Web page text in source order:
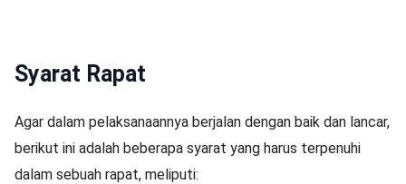
Syarat Rapat
Agar dalam pelaksanaannya berjalan dengan baik dan lancar,
berikut ini adalah beberapa syarat yang harus terpenuhi
dalam sebuah rapat, meliputi: